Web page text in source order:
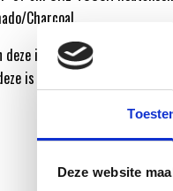
Deze website
Charcoal.
deze is uitverkocht is het
is gelijk aan artikel 7444